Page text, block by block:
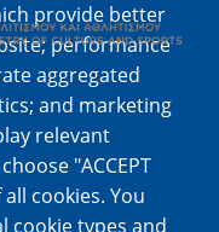
provide better
performance
aggregated
and marketing
relevant
"ACCEPT
cookies. You
cookie types and